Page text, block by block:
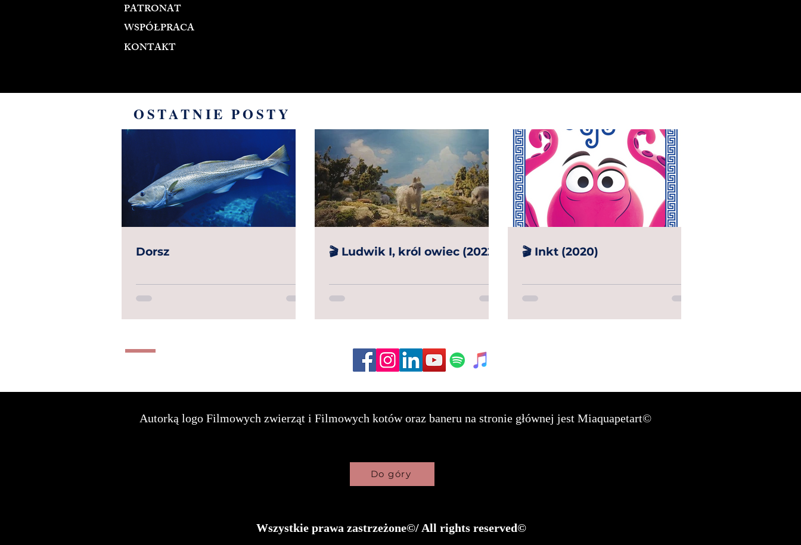
PATRONAT
WSPÓŁPRACA
KONTAKT
OSTATNIE POSTY
Dorsz 🎬 Ludwik I, król owiec (2022) 🎬 Inkt (2020)
Autorką logo Filmowych zwierząt i Filmowych kotów oraz baneru na stronie głównej jest Miaquapetart©
Do góry
Wszystkie prawa zastrzeżone©/ All rights reserved©